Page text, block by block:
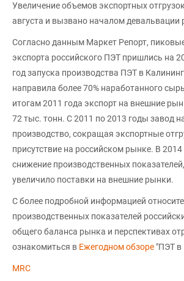
Увеличение объемов экспортных
августа и вызвано началом девальвации
Согласно данным Маркет Репорт,
экспорта российского ПЭТ пришлись на
год запуска производства ПЭТ в
направила более 70% наработанного
итогам 2011 года экспорт на внешние
72 тыс. тонн. С 2011 по 2013 годы завод
производство, сокращая экспортные
присутствие на российском рынке. В 2014
снижение производственных
увеличило поставки на внешние рынки.
С более подробной информацией
производственных показателей
общего баланса рынка и перспективах
ознакомиться в Ежегодном обзоре "ПЭТ в
MRC